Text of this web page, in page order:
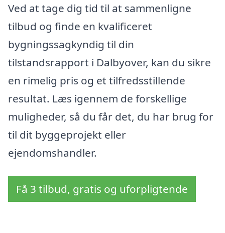
Ved at tage dig tid til at sammenligne
tilbud og finde en kvalificeret
bygningssagkyndig til din
tilstandsrapport i Dalbyover, kan du sikre
en rimelig pris og et tilfredsstillende
resultat. Læs igennem de forskellige
muligheder, så du får det, du har brug for
til dit byggeprojekt eller
ejendomshandler.
Få 3 tilbud, gratis og uforpligtende